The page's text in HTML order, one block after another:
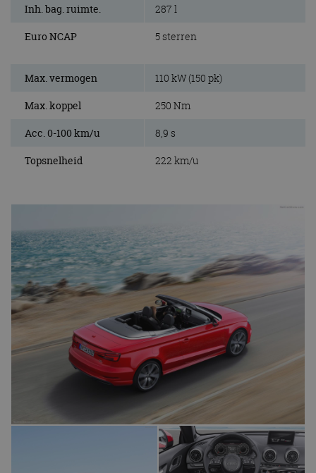
Inh. bag. ruimte. 287 l
Euro NCAP 5 sterren
Max. vermogen 110 kW (150 pk)
Max. koppel 250 Nm
Acc. 0-100 km/u 8,9 s
Topsnelheid 222 km/u